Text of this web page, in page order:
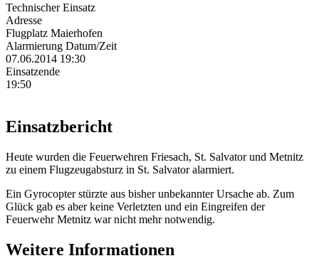
Technischer Einsatz
Adresse
Flugplatz Maierhofen
Alarmierung Datum/Zeit
07.06.2014 19:30
Einsatzende
19:50
Einsatzbericht
Heute wurden die Feuerwehren Friesach, St. Salvator und Metnitz
zu einem Flugzeugabsturz in St. Salvator alarmiert.
Ein Gyrocopter stürzte aus bisher unbekannter Ursache ab. Zum
Glück gab es aber keine Verletzten und ein Eingreifen der
Feuerwehr Metnitz war nicht mehr notwendig.
Weitere Informationen